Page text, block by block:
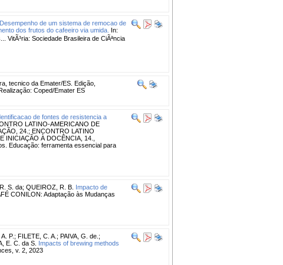
Desempenho de um sistema de remocao de
dos frutos do cafeeiro via umida. In:
VitÃ³ria: Sociedade Brasileira de CiÃªncia
tecnico da Emater/ES. Edição,
Coped/Emater ES
de fontes de resistencia a
LATINO-AMERICANO DE
24.; ENCONTRO LATINO
À DOCÊNCIA, 14.,
Educação: ferramenta essencial para
S. da; QUEIROZ, R. B. Impacto de
CONILON: Adaptação às Mudanças
P. ; FILETE, C. A. ; PAIVA, G. de. ;
E. C. da S. Impacts of brewing methods
v. 2, 2023